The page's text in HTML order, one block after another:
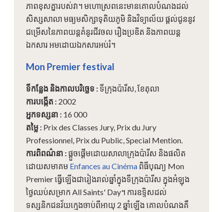
ភាពខុសគ្នារបស់វា។ មហោស្រពនេះមានគោលបំណងដល់
សិស្សសាលា មធ្យមសិក្សាទុតិយភូមិ និងវិទ្យាល័យ ផ្តល់ជូននូវ
ជម្រើសនៃភាពយន្តគំនូរជីវចល រឿងប្រឌិត និងភាពយន្ត
ឯកសារ អមដោយឯកសារអប់រំ។
Mon Premier festival
ទីកន្លែង និងកាលបរិច្ឆេទ : ទីក្រុងប៉ារីស, ខែតុលា
ការបង្កើត : 2002
អ្នកទស្សនា : 16 000
តម្លៃ : Prix des Classes Jury, Prix du Jury
Professionnel, Prix du Public, Special Mention.
ការពិពណ៌នា : ផ្តួចផ្តើមដោយសាលាក្រុងប៉ារីស និងផលិត
ដោយសមាគម Enfances au Cinéma ពិធីបុណ្យ Mon
Premier ធ្វើឡើងជារៀងរាល់ឆ្នាំក្នុងទីក្រុងប៉ារីស ក្នុងអំឡុង
ថ្ងៃឈប់សម្រាក All Saints' Day។ ការឧទ្ទិសដល់
ទស្សនិកជនវ័យក្មេងចាប់ពីអាយុ 2 ឆ្នាំឡើង គោលបំណងគឺ